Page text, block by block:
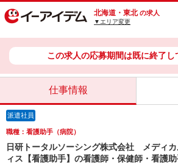
北海道・東北 の求人
▼エリア変更
この求人の応募期間は既に終了し
仕事情報
派遣社員
職種：看護助手（病院）
日研トータルソーシング株式会社 メディ
ィス【看護助手】の看護師・保健師・看護